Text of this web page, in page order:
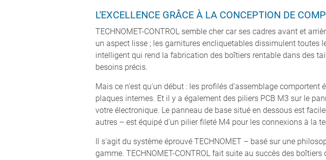
L'EXCELLENCE GRÂCE À LA CONCEPTION DE
TECHNOMET-CONTROL semble cher car ses cadres avant et
un aspect lisse ; les garnitures encliquetables dissimulent toutes
intelligent qui rend la fabrication des boîtiers rentable dans des
besoins précis.
Mais ce n'est qu'un début : les profilés d'assemblage
plaques internes. Et il y a également des piliers PCB M3 sur le
votre électronique. Le panneau de base situé en dessous est
autres – est équipé d'un pilier fileté M4 pour les connexions à la
Il s'agit du système éprouvé TECHNOMET – basé sur une
gamme. TECHNOMET-CONTROL fait suite au succès des